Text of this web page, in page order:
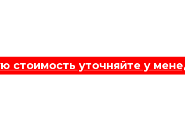
стоимость уточняйте у